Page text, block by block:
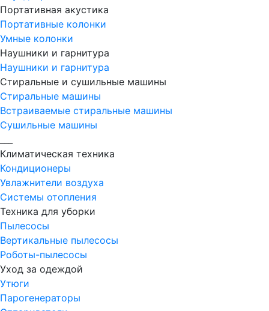
Портативная акустика
Портативные колонки
Умные колонки
Наушники и гарнитура
Наушники и гарнитура
Стиральные и сушильные машины
Стиральные машины
Встраиваемые стиральные машины
Сушильные машины
Климатическая техника
Кондиционеры
Увлажнители воздуха
Системы отопления
Техника для уборки
Пылесосы
Вертикальные пылесосы
Роботы-пылесосы
Уход за одеждой
Утюги
Парогенераторы